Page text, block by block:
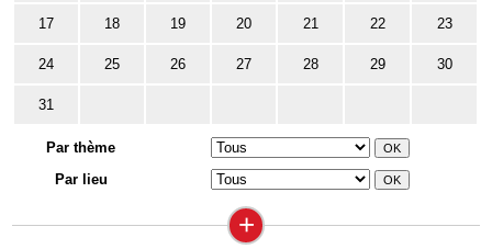
17 18 19 20 21 22 23
24 25 26 27 28 29 30
31
Par thème
Par lieu
+